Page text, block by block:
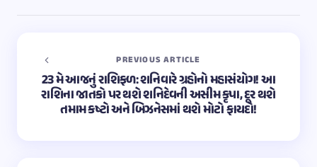
PREVIOUS ARTICLE
23 મે આજનું રાશિફળ: શનિવારે ગ્રહોનો મહાસંયોગ! આ
રાશિના જાતકો પર થશે શનિદેવની અસીમ કૃપા, દૂર થશે
તમામ કષ્ટો અને બિઝનેસમાં થશે મોટો ફાયદો!